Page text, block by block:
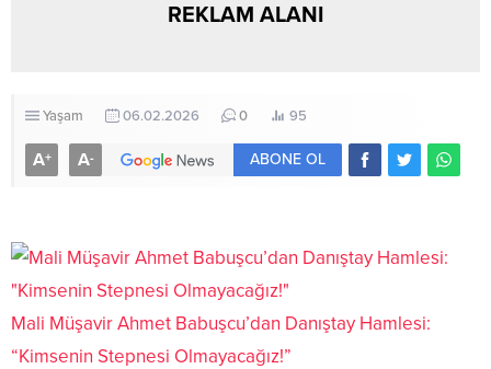
REKLAM ALANI
Yaşam 06.02.2026 0 95
A+ A- ABONE OL
Mali Müşavir Ahmet Babuşcu’dan Danıştay Hamlesi:
“Kimsenin Stepnesi Olmayacağız!”